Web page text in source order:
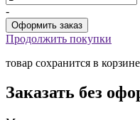
-
Продолжить покупки
товар сохранится в корзине
Заказать без